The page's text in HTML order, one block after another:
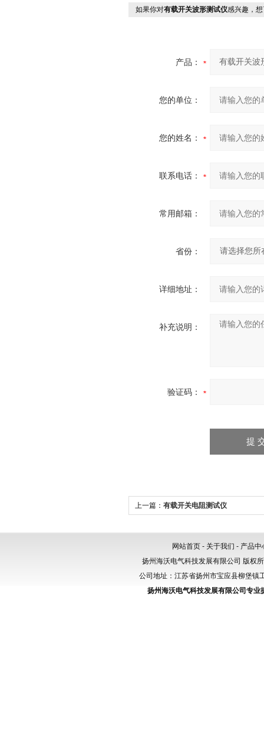
如果你对有载开关波形测试仪感兴趣，
产品：
您的单位：
您的姓名：
联系电话：
常用邮箱：
省份：
详细地址：
补充说明：
验证码：
上一篇： 有载开关电阻测试仪
网站首页 - 关于我们 - 产品中
扬州海沃电气科技发展有限公司 版权
公司地址：江苏省扬州市宝应县柳堡
扬州海沃电气科技发展有限公司专业